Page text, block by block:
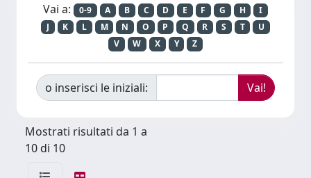
Vai a: 0-9 A B C D E F G H
I
J
K L M N O P Q R S T
U
V
W X Y Z
o inserisci le iniziali:
Mostrati risultati da 1 a
10 di 10